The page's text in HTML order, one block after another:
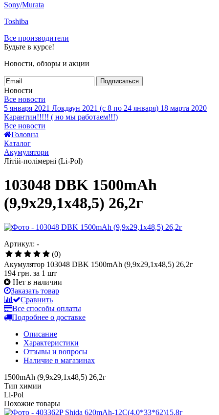
Sony/Murata
Toshiba
Все производители
Будьте в курсе!
Новости, обзоры и акции
Подписаться
Новости
Все новости
5 января 2021 Локдаун 2021 (с 8 по 24 января) 18 марта 2020
Карантин!!!!! ( но мы работаем!!!)
Все новости
Головна
Каталог
Акумулятори
Літій-полімерні (Li-Pol)
103048 DBK 1500mAh
(9,9x29,1x48,5) 26,2г
Артикул: -
(0)
Акумулятор 103048 DBK 1500mAh (9,9x29,1x48,5) 26,2г
194 грн. за 1 шт
Нет в наличии
Заказать товар
Сравнить
Все способы оплаты
Подробнее о доставке
Описание
Характеристики
Отзывы и вопросы
Наличие в магазинах
1500mAh (9,9x29,1x48,5) 26,2г
Тип химии
Li-Pol
Похожие товары